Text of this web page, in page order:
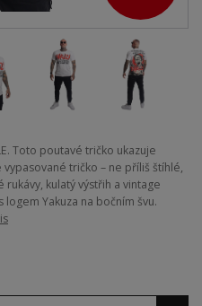
Toto poutavé tričko ukazuje
tričko – ne příliš štíhlé,
kulatý výstřih a vintage
Yakuza na bočním švu.